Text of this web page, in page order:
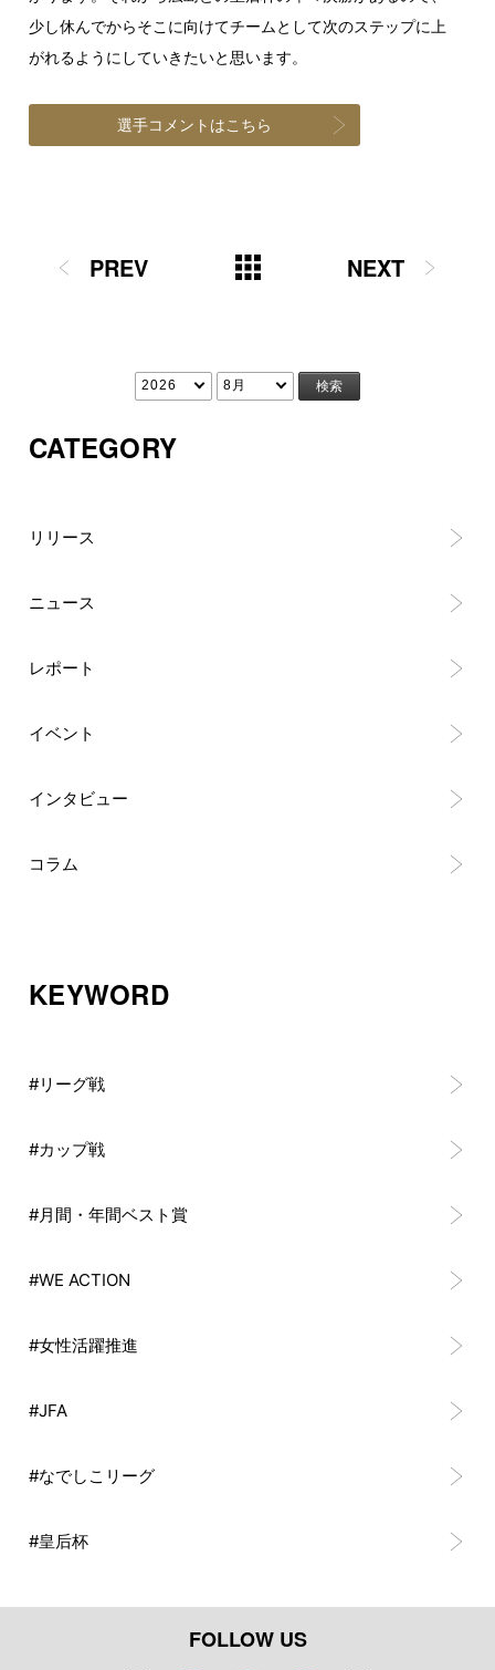
少し休んでからそこに向けてチームとして次のステップに上
がれるようにしていきたいと思います。
選手コメントはこちら
PREV NEXT
CATEGORY
リリース
ニュース
レポート
イベント
インタビュー
コラム
KEYWORD
#リーグ戦
#カップ戦
#月間・年間ベスト賞
#WE ACTION
#女性活躍推進
#JFA
#なでしこリーグ
#皇后杯
FOLLOW US